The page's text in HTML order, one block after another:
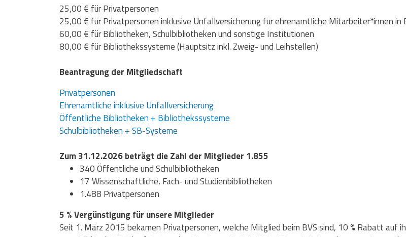
25,00 € für Privatpersonen
25,00 € für Privatpersonen inklusive Unfallversicherung für ehrenamtliche Mitarbeiter*innen in
60,00 € für Bibliotheken, Schulbibliotheken und sonstige Institutionen
80,00 € für Bibliothekssysteme (Hauptsitz inkl. Zweig- und Leihstellen)
Beantragung der Mitgliedschaft
Privatpersonen
Ehrenamtliche inklusive Unfallversicherung
Öffentliche Bibliotheken + Bibliothekssysteme
Schulbibliotheken + SB-Systeme
Zum 31.12.2026 beträgt die Zahl der Mitglieder 1.855
340 Öffentliche und Schulbibliotheken
17 Wissenschaftliche, Fach- und Studienbibliotheken
1.488 Privatpersonen
5 % Vergünstigung für unsere Mitglieder
Seit 1. März 2015 bekamen Privatpersonen, welche Mitglied beim BVS sind, 10 % Rabatt auf